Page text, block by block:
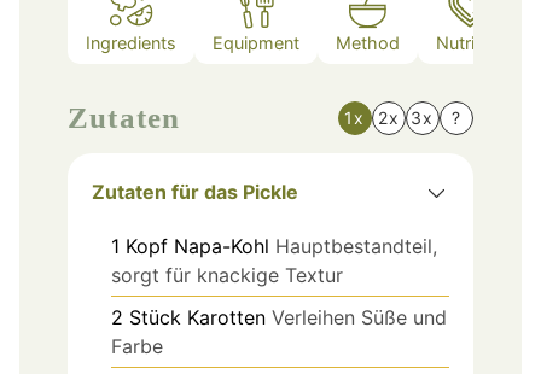
Ingredients Equipment Method Nutrition
Zutaten 1x 2x 3x ?
Zutaten für das Pickle
1 Kopf Napa-Kohl Hauptbestandteil,
sorgt für knackige Textur
2 Stück Karotten Verleihen Süße und
Farbe